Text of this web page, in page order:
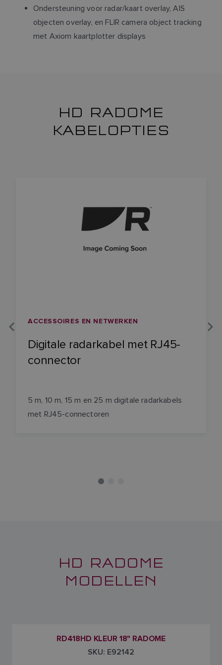
Ondersteuning voor radar/kaart overlay, AIS
objecten overlay, en FLIR camera object tracking
met Axiom kaartplotter displays
HD RADOME
KABELOPTIES
ACCESSOIRES EN NETWERKEN
Digitale radarkabel met RJ45-
connector
5 m, 10 m, 15 m en 25 m digitale radarkabels
met RJ45-connectoren
HD RADOME
MODELLEN
RD418HD KLEUR 18" RADOME
SKU: E92142